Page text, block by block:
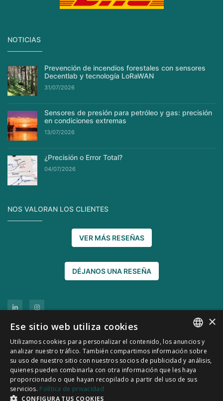
NOTICIAS
Prevención de incendios forestales con sensores
Decentlab y tecnología LoRaWAN
31/07/2026
Sensores de presión para petróleo y gas: precisión
en condiciones extremas
13/07/2026
¿Precisión o Error Total?
04/07/2026
NOS VALORAN LOS CLIENTES
VER MÁS RESEÑAS
DÉJANOS UNA RESEÑA
© 2011-2026 CATSENSORS - Sensores e instrumentación
industrial
SPANISH
CATALÀ
×
Ese sitio web utiliza cookies
Utilizamos cookies para personalizar el contenido, los anuncios y
analizar nuestro tráfico. También compartimos información sobre
su uso de nuestro sitio con nuestros socios de publicidad y análisis,
quienes pueden combinarla con otra información que les haya
proporcionado o que hayan recopilado a partir del uso de sus
servicios. Política de privacidad
CONFIGURA TUS COOKIES